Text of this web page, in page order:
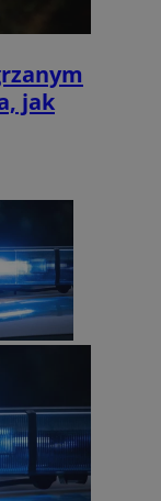
jak